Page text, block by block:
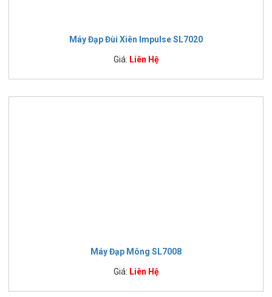
Máy Đạp Đùi Xiên Impulse SL7020
Giá: Liên Hệ
Máy Đạp Mông SL7008
Giá: Liên Hệ